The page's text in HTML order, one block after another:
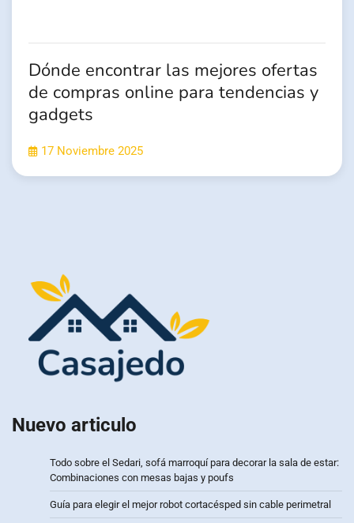
Dónde encontrar las mejores ofertas
de compras online para tendencias y
gadgets
17 Noviembre 2025
Nuevo articulo
Todo sobre el Sedari, sofá marroquí para decorar la sala de estar:
Combinaciones con mesas bajas y poufs
Guía para elegir el mejor robot cortacésped sin cable perimetral